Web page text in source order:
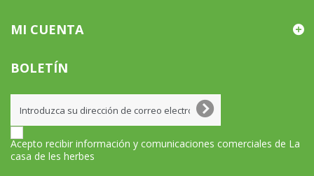
MI CUENTA
BOLETÍN
Acepto recibir información y comunicaciones comerciales de La
casa de les herbes